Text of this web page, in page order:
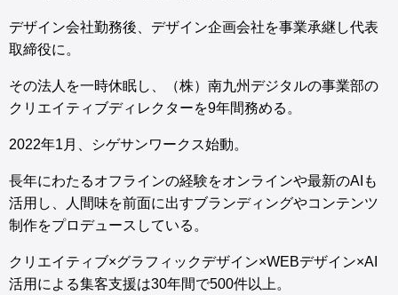
デザイン会社勤務後、デザイン企画会社を事業承継し代表
取締役に。
その法人を一時休眠し、（株）南九州デジタルの事業部の
クリエイティブディレクターを9年間務める。
2022年1月、シゲサンワークス始動。
長年にわたるオフラインの経験をオンラインや最新のAIも
活用し、人間味を前面に出すブランディングやコンテンツ
制作をプロデュースしている。
クリエイティブ×グラフィックデザイン×WEBデザイン×AI
活用による集客支援は30年間で500件以上。